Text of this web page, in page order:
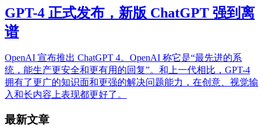
GPT-4 正式发布，新版 ChatGPT 强到离
谱
OpenAI 宣布推出 ChatGPT 4。OpenAI 称它是“最先进的系
统，能生产更安全和更有用的回复”。和上一代相比，GPT-4
拥有了更广的知识面和更强的解决问题能力，在创意、视觉输
入和长内容上表现都更好了。
最新文章